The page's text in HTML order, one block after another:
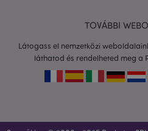
TOVÁBBI
Látogass el nemzetközi
láthatod és rendelheted meg a
mage-cache-sessid